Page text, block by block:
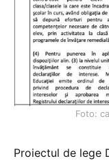
Foto:
Proiectul de lege